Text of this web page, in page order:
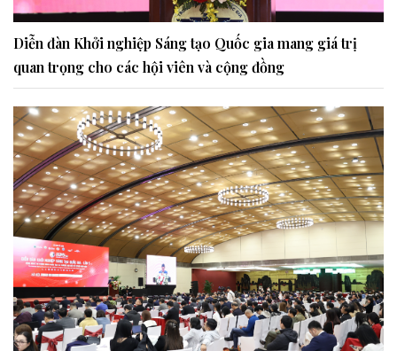
Diễn đàn Khởi nghiệp Sáng tạo Quốc gia mang giá trị
quan trọng cho các hội viên và cộng đồng